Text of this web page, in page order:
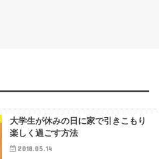
大学生が休みの日に家で引きこもり
楽しく過ごす方法
2018.05.14